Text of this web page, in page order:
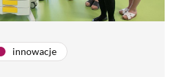
innowacje